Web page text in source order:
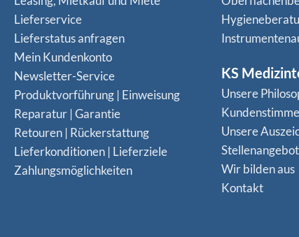
Lieferservice
Lieferstatus anfragen
Mein Kundenkonto
Newsletter-Service
Produktvorführung | Einweisung
Reparatur | Garantie
Retouren | Rückerstattung
Lieferkonditionen | Lieferziele
Zahlungsmöglichkeiten
KS
Unsere
Unsere
Wir bilden aus
Kontakt